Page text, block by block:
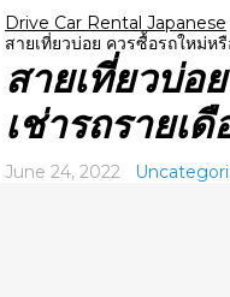
6 7 8 9
14 15 16
21 22 23
27 28 29 30
3 4 5 6
Drive Car Rental Japanese
สายเที่ยวบ่อย ควรซื้อรถใหม่ห
สายเที่ยวบ่อ
เช่ารถรายเ
June 24, 2022